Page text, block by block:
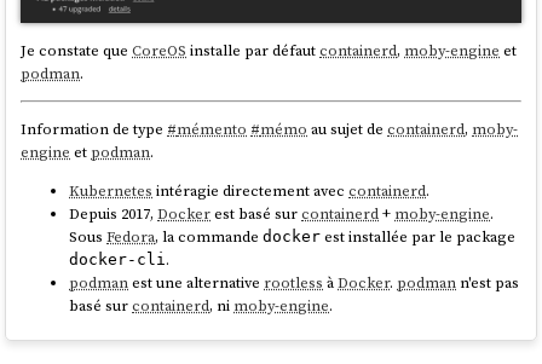
Je constate queCoreOS installe par défautcontainerd, moby-engine et
podman.
Information de type #mémento #mémo au sujet decontainerd, moby-
engine et podman.
Kubernetes intéragie directement aveccontainerd.
Depuis 2017,Dockerest basé surcontainerd+ moby-engine.
SousFedora, la commandedocker est installée par le package
docker-cli .
podmanest une alternative rootless àDocker. podman n'est pas
basé surcontainerd, ni moby-engine.